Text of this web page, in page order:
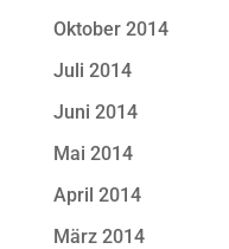
Oktober 2014
Juli 2014
Juni 2014
Mai 2014
April 2014
März 2014